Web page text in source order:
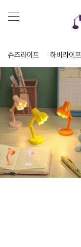
슈즈라이프 하비라이프